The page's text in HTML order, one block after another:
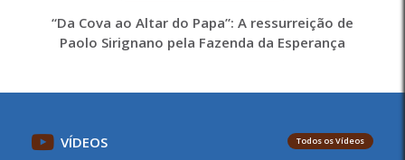
“Da Cova ao Altar do Papa”: A ressurreição de
Paolo Sirignano pela Fazenda da Esperança
VÍDEOS Todos os Vídeos